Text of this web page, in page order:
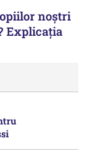
noștri
Explicația